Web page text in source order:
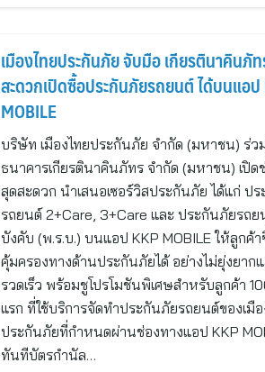
เมืองไทยประกันภัย จับมือ เกียรตินาคินภั
สะดวกเปิดซื้อประกันภัยรถยนต์ ได้บนแอป
MOBILE
บริษัท เมืองไทยประกันภัย จำกัด (มหาชน) ร่ว
ธนาคารเกียรตินาคินภัทร จำกัด (มหาชน) เปิด
สุดสะดวก นำเสนอเซอร์วิสประกันภัย ได้แก่ ป
รถยนต์ 2+Care, 3+Care และ ประกันภัยรถย
บังคับ (พ.ร.บ.) บนแอป KKP MOBILE ให้ลูกค้
คุ้มครองทางด้านประกันภัยได้ อย่างไม่ยุ่งยาก
รวดเร็ว พร้อมชูโปรโมชันพิเศษสำหรับลูกค้า
แรก ที่ใช้บริการจัดทำประกันภัยรถยนต์ของเมือ
ประกันภัยที่กำหนดผ่านช่องทางแอป KKP
ทันทีบัตรกำนัล…